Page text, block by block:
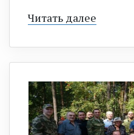
Читать далее